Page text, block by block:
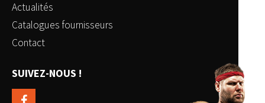
Actualités
Catalogues fournisseurs
Contact
SUIVEZ-NOUS !